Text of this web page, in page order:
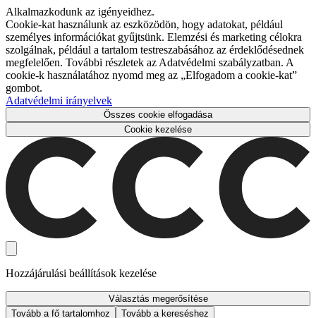
Alkalmazkodunk az igényeidhez.
Cookie-kat használunk az eszközödön, hogy adatokat, például
személyes információkat gyűjtsünk. Elemzési és marketing célokra
szolgálnak, például a tartalom testreszabásához az érdeklődésednek
megfelelően. További részletek az Adatvédelmi szabályzatban. A
cookie-k használatához nyomd meg az „Elfogadom a cookie-kat”
gombot.
Adatvédelmi irányelvek
Összes cookie elfogadása
Cookie kezelése
Hozzájárulási beállítások kezelése
Választás megerősítése
Tovább a fő tartalomhoz
Tovább a kereséshez